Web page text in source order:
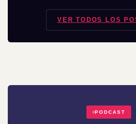
VER TODOS LOS
PODCAST